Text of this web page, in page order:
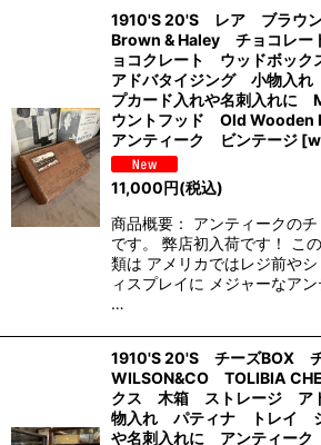
1910'S 20'S レア ブラウ
Brown & Haley チョコレ
ョコクレート ウッドボッ
アドバタイジング 小物入
プカード入れや名刺入れ
ウントフッド Old
アンティーク ビンテージ [
11,000円(税込)
商品概要： アンティークの
です。 弊店初入荷です！ こ
類は アメリカではレジ前や
ィスプレイに メジャーなアン
…
1910'S 20'S チーズBOX
WILSON&CO TOLIBIA
クス 木箱 ストレージ ア
物入れ パティナ トレイ
や名刺入れに アンティー